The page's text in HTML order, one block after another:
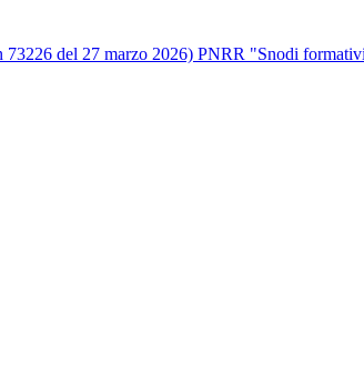
del 27 marzo 2026) PNRR "Snodi